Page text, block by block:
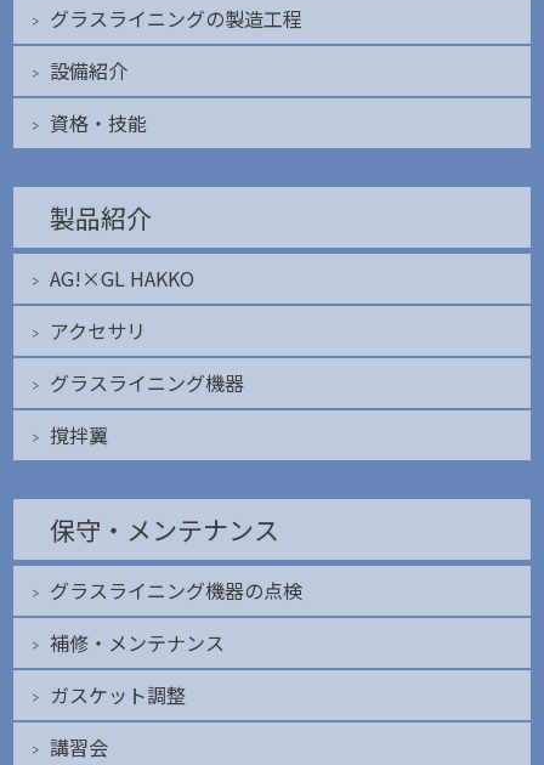
グラスライニングの製造工程
設備紹介
資格・技能
製品紹介
AG!×GL HAKKO
アクセサリ
グラスライニング機器
撹拌翼
保守・メンテナンス
グラスライニング機器の点検
補修・メンテナンス
ガスケット調整
講習会